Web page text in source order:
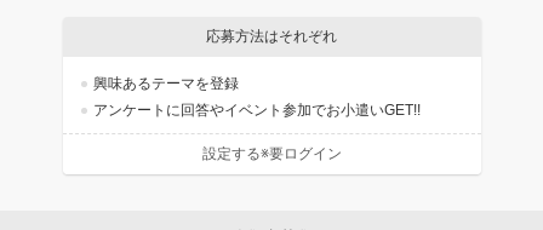
応募方法はそれぞれ
興味あるテーマを登録
アンケートに回答やイベント参加でお小遣いGET!!
設定する※要ログイン